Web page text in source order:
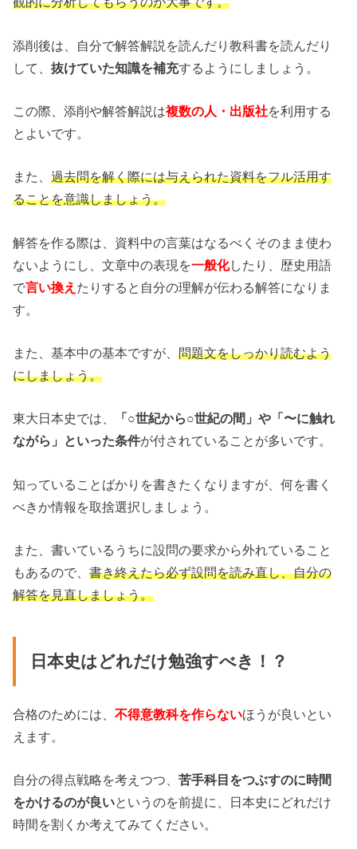
添削後は、自分で解答解説を読んだり教科書を読んだり
して、抜けていた知識を補充するようにしましょう。
この際、添削や解答解説は複数の人・出版社を利用する
とよいです。
また、過去問を解く際には与えられた資料をフル活用す
ることを意識しましょう。
解答を作る際は、資料中の言葉はなるべくそのまま使わ
ないようにし、文章中の表現を一般化したり、歴史用語
で言い換え たりすると自分の理解が伝わる解答になりま
す。
また、基本中の基本ですが、問題文をしっかり読むよう
にしましょう。
東大日本史では、
「○世紀から○世紀の間」や「〜に触れ
ながら」といった条件が付されていることが多いです。
知っていることばかりを書きたくなりますが、何を書く
べきか情報を取捨選択しましょう。
また、書いているうちに設問の要求から外れていること
もあるので、書き終えたら必ず設問を読み直し、自分の
解答を見直しましょう。
日本史はどれだけ勉強すべき！？
合格のためには、不得意教科を作らないほうが良いとい
えます。
自分の得点戦略を考えつつ、苦手科目をつぶすのに時間
をかけるのが良いというのを前提に、日本史にどれだけ
時間を割くか考えてみてください。